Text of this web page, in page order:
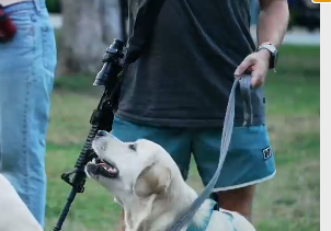
בחזית "המבצר" בוסתן עצי
לפרטים והזמנות, נא
5770676–050 או 04-6754572
משרד כלביית אפיקים..